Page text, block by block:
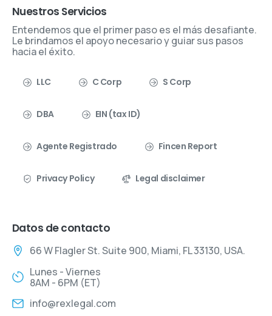
Nuestros Servicios
Entendemos que el primer paso es el más desafiante.
Le brindamos el apoyo necesario y guiar sus pasos
hacia el éxito.
LLC C Corp S Corp
DBA EIN (tax ID)
Agente Registrado Fincen Report
Privacy Policy Legal disclaimer
Datos de contacto
66 W Flagler St. Suite 900, Miami, FL 33130, USA.
Lunes - Viernes
8AM - 6PM (ET)
info@rexlegal.com